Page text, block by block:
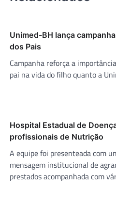
Unimed-BH lança
dos Pais
Campanha reforça a
pai na vida do filho quanto a
Hospital Estadual de
profissionais de Nutrição
A equipe foi presenteada com
mensagem institucional de
prestados acompanhada com